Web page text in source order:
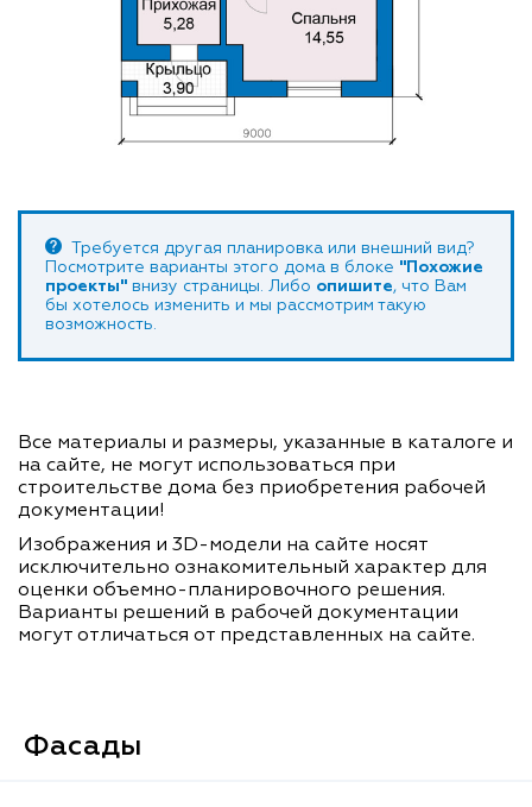
Требуется другая планировка или внешний вид?
Посмотрите варианты этого дома в блоке "Похожие
проекты" внизу страницы. Либо опишите, что Вам
бы хотелось изменить и мы рассмотрим такую
возможность.
Все материалы и размеры, указанные в каталоге и
на сайте, не могут использоваться при
строительстве дома без приобретения рабочей
документации!
Изображения и 3D-модели на сайте носят
исключительно ознакомительный характер для
оценки объемно-планировочного решения.
Варианты решений в рабочей документации
могут отличаться от представленных на сайте.
Фасады